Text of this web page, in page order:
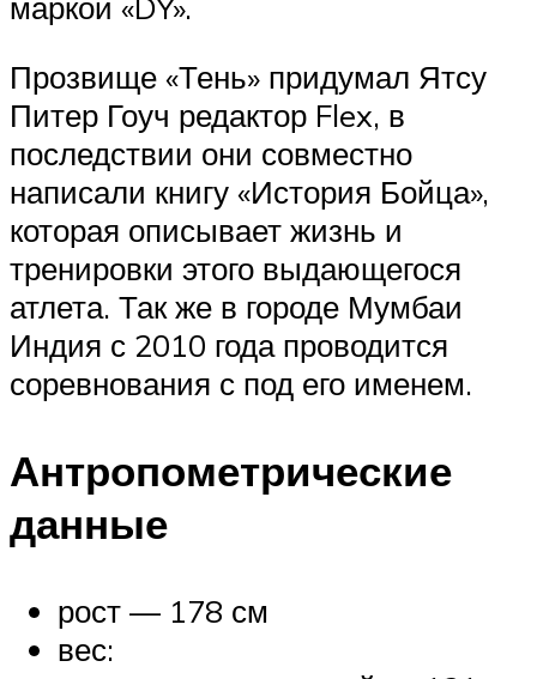
Прозвище «Тень» придумал Ятсу
Питер Гоуч редактор Flex, в
последствии они совместно
написали книгу «История Бойца»,
которая описывает жизнь и
тренировки этого выдающегося
атлета. Так же в городе Мумбаи
Индия с 2010 года проводится
соревнования с под его именем.
Антропометрические
данные
рост — 178 см
вес: